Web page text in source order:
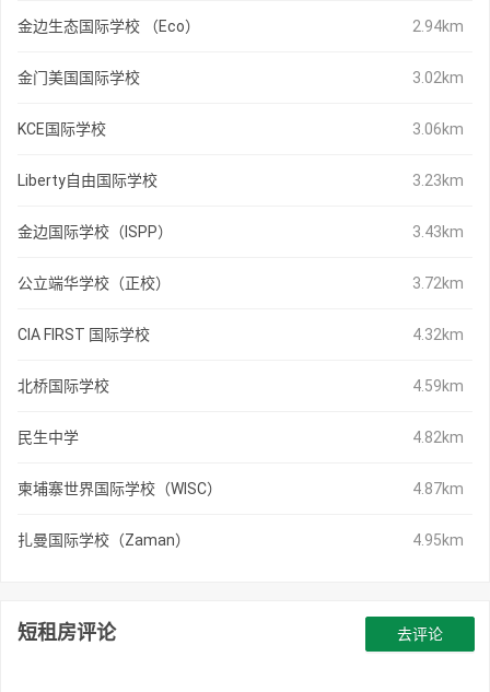
金边生态国际学校 （Eco） 2.94km
金门美国国际学校 3.02km
KCE国际学校 3.06km
Liberty自由国际学校 3.23km
金边国际学校（ISPP） 3.43km
公立端华学校（正校） 3.72km
CIA FIRST 国际学校 4.32km
北桥国际学校 4.59km
民生中学 4.82km
柬埔寨世界国际学校（WISC） 4.87km
扎曼国际学校（Zaman） 4.95km
短租房评论 去评论